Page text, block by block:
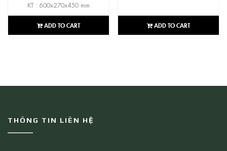
KT : 600x270x450 mm
ADD TO CART ADD TO CART
THÔNG TIN LIÊN HỆ